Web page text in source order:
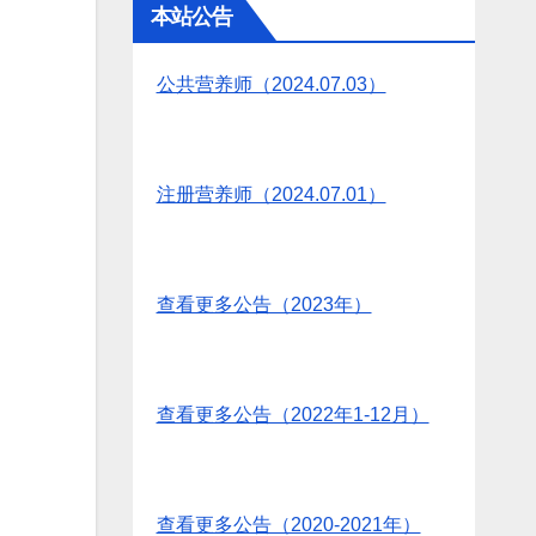
本站公告
公共营养师（2024.07.03）
注册营养师（2024.07.01）
查看更多公告（2023年）
查看更多公告（2022年1-12月）
查看更多公告（2020-2021年）